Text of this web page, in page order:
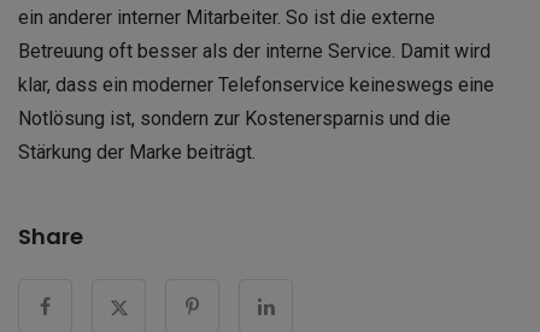
ein anderer interner Mitarbeiter. So ist die externe
Betreuung oft besser als der interne Service. Damit wird
klar, dass ein moderner Telefonservice keineswegs eine
Notlösung ist, sondern zur Kostenersparnis und die
Stärkung der Marke beiträgt.
Share